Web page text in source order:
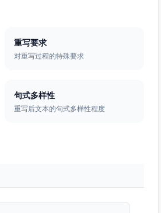
重写要求
对重写过程的特殊要求
句式多样性
重写后文本的句式多样性程度